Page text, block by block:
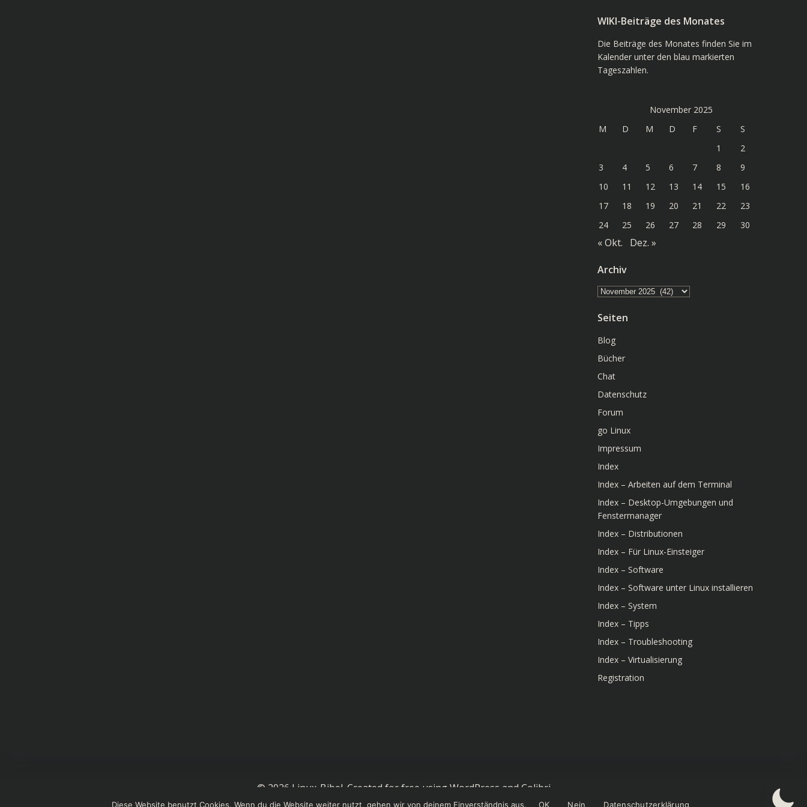
WIKI-Beiträge des Monates
Die Beiträge des Monates finden Sie im
Kalender unter den blau markierten
Tageszahlen.
November 2025
M
D M D F S
S
1
2
3
4 5 6 7 8
9
10
11 12 13 14 15
16
17
18 19 20 21 22
23
24
25 26 27 28 29 30
« Okt. Dez. »
Archiv
Archiv
Seiten
Blog
Bücher
Chat
Datenschutz
Forum
go Linux
Impressum
Index
Index – Arbeiten auf dem Terminal
Index – Desktop-Umgebungen und
Fenstermanager
Index – Distributionen
Index – Für Linux-Einsteiger
Index – Software
Index – Software unter Linux installieren
Index – System
Index – Tipps
Index – Troubleshooting
Index – Virtualisierung
Registration
© 2026 Linux-Bibel. Created for free using WordPress and Colibri
Diese Website benutzt Cookies. Wenn du die Website weiter nutzt, gehen wir von deinem Einverständnis aus. OK Nein Datenschutzerklärung